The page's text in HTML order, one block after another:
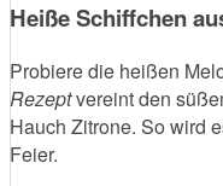
Heiße Schiffchen
Probiere die heißen
Rezeptvereint den
Hauch Zitrone. So wird
Feier.